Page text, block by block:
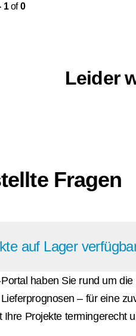
1of0
Leider
Fragen
auf Lager
haben Sie rund um
– für eine
Ihre Projekte termingerecht